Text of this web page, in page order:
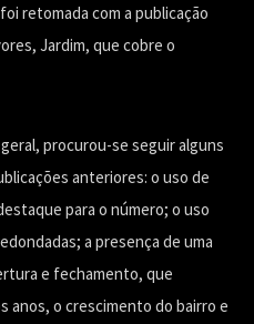
retomada com a publicação
Jardim, que cobre o
procurou-se seguir alguns
anteriores: o uso de
para o número; o uso
a presença de uma
e fechamento, que
anos, o crescimento do bairro e